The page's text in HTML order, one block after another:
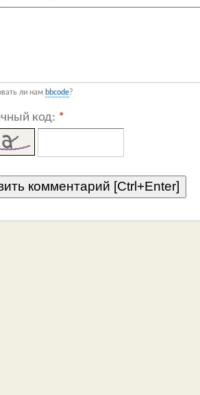
ли нам bbcode?
код: *